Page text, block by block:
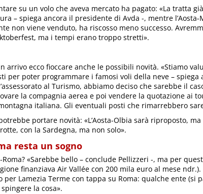
su un volo che aveva mercato ha pagato: «La tratta
– spiega ancora il presidente di Avda -, mentre
non viene venduto, ha riscosso meno successo.
ma i tempi erano troppo stretti».
arrivo ecco fioccare anche le possibili novità. «Stiamo
per poter programmare i famosi voli della neve – spiega
al Turismo, abbiamo deciso che sarebbe il
la compagnia aerea e poi vendere la quotazione ai
italiana. Gli eventuali posti che rimarrebbero
portare novità: «L’Aosta-Olbia sarà riproposto,
con la Sardegna, ma non solo».
resta un sogno
Roma? «Sarebbe bello – conclude Pellizzeri -, ma per
finanziava Air Vallée con 200 mila euro al mese
per Lamezia Terme con tappa su Roma: qualche ente (si
la cosa».